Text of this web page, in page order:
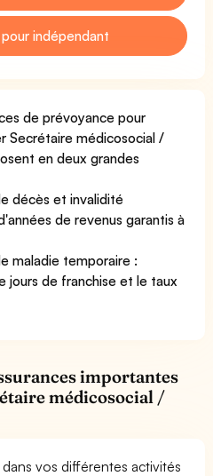
indépendant
de prévoyance pour
Secrétaire médicosocial /
en deux grandes
décès et invalidité
de revenus garantis à
maladie temporaire :
jours de franchise et le taux
importantes
médicosocial /
vos différentes activités